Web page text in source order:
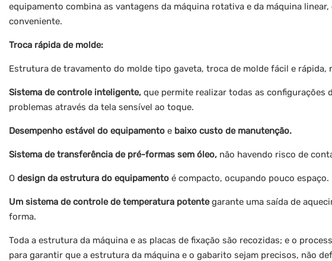
equipamento combina as vantagens da máquina rotativa e da máquina
conveniente.
Troca rápida de molde:
Estrutura de travamento do molde tipo gaveta, troca de molde fácil e
Sistema de controle inteligente, que permite realizar todas as configurações
problemas através da tela sensível ao toque.
Desempenho estável do equipamento e baixo custo de manutenção.
Sistema de transferência de pré-formas sem óleo, não havendo risco de
O design da estrutura do equipamento é compacto, ocupando pouco espaço.
Um sistema de controle de temperatura potentegarante uma saída de
forma.
Toda a estrutura da máquina e as placas de fixação são recozidas; e o
para garantir que a estrutura da máquina e o gabarito sejam precisos, não